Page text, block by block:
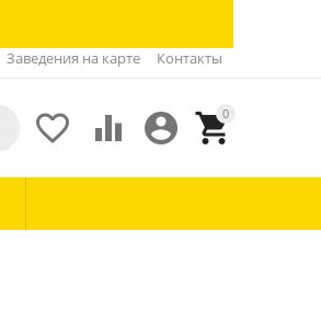
Заведения на карте Контакты
0


 